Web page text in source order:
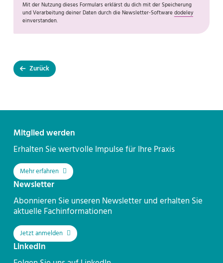
Mit der Nutzung dieses Formulars erklärst du dich mit der Speicherung
und Verarbeitung deiner Daten durch die Newsletter-Softwaredodeley
einverstanden.
Zurück
KontaktMitglied werden
Erhalten Sie wertvolle Impulse für Ihre Praxis
Mehr erfahren
Newsletter
Abonnieren Sie unseren Newsletter und erhalten Sie
aktuelle Fachinformationen
Jetzt anmelden
LinkedIn